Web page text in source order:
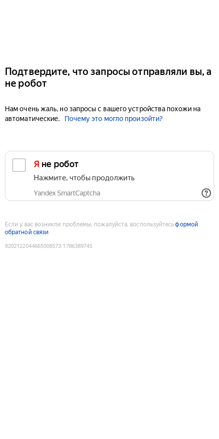
Подтвердите, что запросы отправляли вы, а
не робот
Нам очень жаль, но запросы с вашего устройства похожи на
автоматические.
Почему это могло произойти?
Я не робот
Нажмите, чтобы продолжить
Yandex SmartCaptcha
Если у вас возникли проблемы, пожалуйста, воспользуйтесьформой
обратной связи
9202122044665008573:1786389745